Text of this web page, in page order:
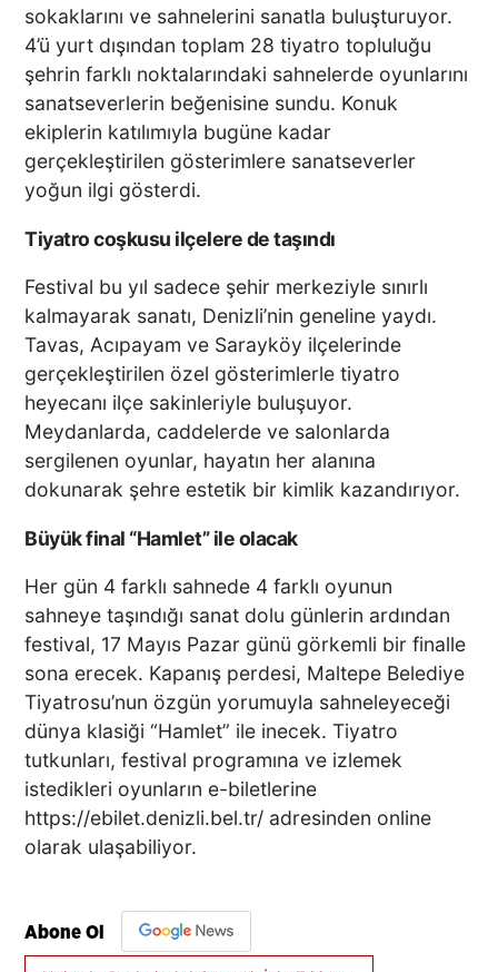
sokaklarını ve sahnelerini sanatla buluşturuyor.
4’ü yurt dışından toplam 28 tiyatro topluluğu
şehrin farklı noktalarındaki sahnelerde oyunlarını
sanatseverlerin beğenisine sundu. Konuk
ekiplerin katılımıyla bugüne kadar
gerçekleştirilen gösterimlere sanatseverler
yoğun ilgi gösterdi.
Tiyatro coşkusu ilçelere de taşındı
Festival bu yıl sadece şehir merkeziyle sınırlı
kalmayarak sanatı, Denizli’nin geneline yaydı.
Tavas, Acıpayam ve Sarayköy ilçelerinde
gerçekleştirilen özel gösterimlerle tiyatro
heyecanı ilçe sakinleriyle buluşuyor.
Meydanlarda, caddelerde ve salonlarda
sergilenen oyunlar, hayatın her alanına
dokunarak şehre estetik bir kimlik kazandırıyor.
Büyük final “Hamlet” ile olacak
Her gün 4 farklı sahnede 4 farklı oyunun
sahneye taşındığı sanat dolu günlerin ardından
festival, 17 Mayıs Pazar günü görkemli bir finalle
sona erecek. Kapanış perdesi, Maltepe Belediye
Tiyatrosu’nun özgün yorumuyla sahneleyeceği
dünya klasiği “Hamlet” ile inecek. Tiyatro
tutkunları, festival programına ve izlemek
istedikleri oyunların e-biletlerine
https://ebilet.denizli.bel.tr/ adresinden online
olarak ulaşabiliyor.
Abone Ol